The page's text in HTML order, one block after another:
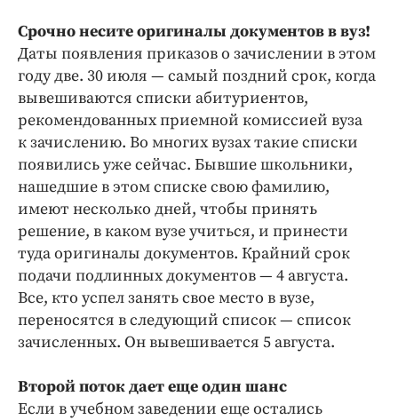
Срочно несите оригиналы документов в вуз!
Даты появления приказов о зачислении в этом
году две. 30 июля — самый поздний срок, когда
вывешиваются списки абитуриентов,
рекомендованных приемной комиссией вуза
к зачислению. Во многих вузах такие списки
появились уже сейчас. Бывшие школьники,
нашедшие в этом списке свою фамилию,
имеют несколько дней, чтобы принять
решение, в каком вузе учиться, и принести
туда оригиналы документов. Крайний срок
подачи подлинных документов — 4 августа.
Все, кто успел занять свое место в вузе,
переносятся в следующий список — список
зачисленных. Он вывешивается 5 августа.
Второй поток дает еще один шанс
Если в учебном заведении еще остались